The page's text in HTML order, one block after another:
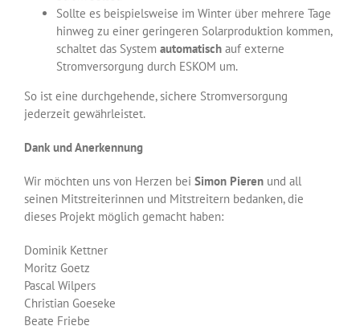
Sollte es beispielsweise im Winter über mehrere Tage
hinweg zu einer geringeren Solarproduktion kommen,
schaltet das System automatisch auf externe
Stromversorgung durch ESKOM um.
So ist eine durchgehende, sichere Stromversorgung
jederzeit gewährleistet.
Dank und Anerkennung
Wir möchten uns von Herzen bei Simon Pieren und all
seinen Mitstreiterinnen und Mitstreitern bedanken, die
dieses Projekt möglich gemacht haben:
Dominik Kettner
Moritz Goetz
Pascal Wilpers
Christian Goeseke
Beate Friebe